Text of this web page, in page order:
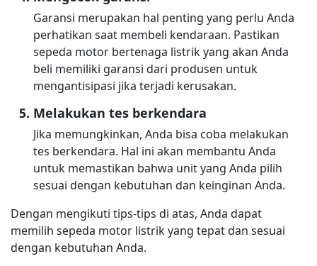
Garansi merupakan hal penting yang perlu Anda
perhatikan saat membeli kendaraan. Pastikan
sepeda motor bertenaga listrik yang akan Anda
beli memiliki garansi dari produsen untuk
mengantisipasi jika terjadi kerusakan.
Melakukan tes berkendara
Jika memungkinkan, Anda bisa coba melakukan
tes berkendara. Hal ini akan membantu Anda
untuk memastikan bahwa unit yang Anda pilih
sesuai dengan kebutuhan dan keinginan Anda.
Dengan mengikuti tips-tips di atas, Anda dapat
memilih sepeda motor listrik yang tepat dan sesuai
dengan kebutuhan Anda.